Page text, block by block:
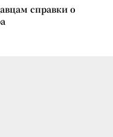
справки о